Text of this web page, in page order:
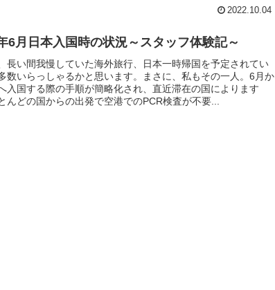
2022.10.04
6月日本入国時の状況～スタッフ体験記～
長い間我慢していた海外旅行、日本一時帰国を予定されてい
数いらっしゃるかと思います。まさに、私もその一人。6月か
入国する際の手順が簡略化され、直近滞在の国によります
んどの国からの出発で空港でのPCR検査が不要...